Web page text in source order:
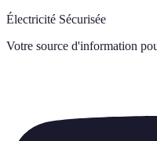
Électricité Sécurisée
Votre source d'information